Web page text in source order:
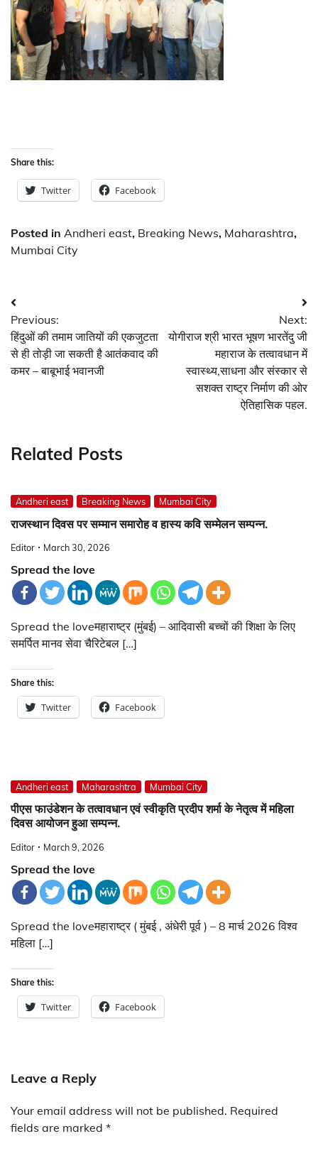
Share this:
Twitter Facebook
Posted in Andheri east, Breaking News, Maharashtra,
Mumbai City
Post
navigation
Previous:
हिंदुओं की तमाम जातियों की एकजुटता
से ही तोड़ी जा सकती है आतंकवाद की
कमर – बाबूभाई भवानजी
Next:
योगीराज श्री भारत भूषण भारतेंदु जी
महाराज के तत्वावधान में
स्वास्थ्य,साधना और संस्कार से
सशक्त राष्ट्र निर्माण की ओर
ऐतिहासिक पहल.
Related Posts
Andheri east Breaking News Mumbai City
राजस्थान दिवस पर सम्मान समारोह व हास्य कवि सम्मेलन सम्पन्न.
Editor March 30, 2026
Spread the love
Spread the loveमहाराष्ट्र (मुंबई) – आदिवासी बच्चों की शिक्षा के लिए
समर्पित मानव सेवा चैरिटेबल […]
Share this:
Twitter Facebook
Andheri east Maharashtra Mumbai City
पीएस फाउंडेशन के तत्वावधान एवं स्वीकृति प्रदीप शर्मा के नेतृत्व में महिला
दिवस आयोजन हुआ सम्पन्न.
Editor March 9, 2026
Spread the love
Spread the loveमहाराष्ट्र ( मुंबई , अंधेरी पूर्व ) – 8 मार्च 2026 विश्व
महिला […]
Share this:
Twitter Facebook
Leave a Reply
Your email address will not be published. Required
fields are marked *